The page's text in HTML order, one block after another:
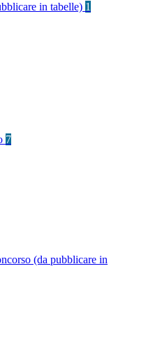
in tabelle) 1
7
(da pubblicare in